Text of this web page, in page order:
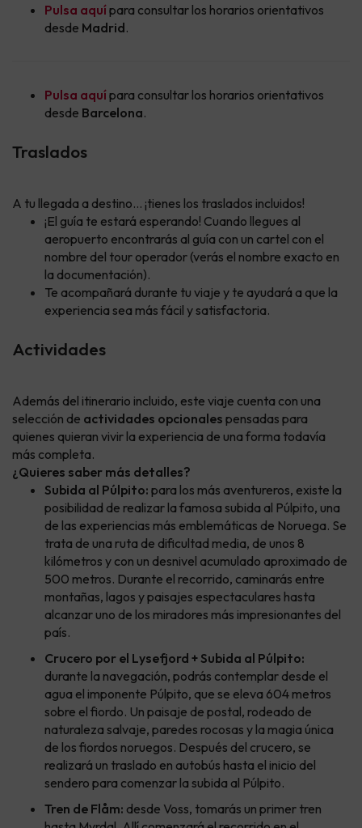
Pulsa aquípara consultar los horarios orientativos
desde Madrid.
Pulsa aquípara consultar los horarios orientativos
desde Barcelona.
Traslados
A tu llegada a destino... ¡tienes los traslados incluidos!
¡El guía te estará esperando! Cuando llegues al
aeropuerto encontrarás al guía con un cartel con el
nombre del tour operador (verás el nombre exacto en
la documentación).
Te acompañará durante tu viaje y te ayudará a que la
experiencia sea más fácil y satisfactoria.
Actividades
Además del itinerario incluido, este viaje cuenta con una
selección de actividades opcionales pensadas para
quienes quieran vivir la experiencia de una forma todavía
más completa.
¿Quieres saber más detalles?
Subida al Púlpito: para los más aventureros, existe la
posibilidad de realizar la famosa subida al Púlpito, una
de las experiencias más emblemáticas de Noruega. Se
trata de una ruta de dificultad media, de unos 8
kilómetros y con un desnivel acumulado aproximado de
500 metros. Durante el recorrido, caminarás entre
montañas, lagos y paisajes espectaculares hasta
alcanzar uno de los miradores más impresionantes del
país.
Crucero por el Lysefjord + Subida al Púlpito:
durante la navegación, podrás contemplar desde el
agua el imponente Púlpito, que se eleva 604 metros
sobre el fiordo. Un paisaje de postal, rodeado de
naturaleza salvaje, paredes rocosas y la magia única
de los fiordos noruegos. Después del crucero, se
realizará un traslado en autobús hasta el inicio del
sendero para comenzar la subida al Púlpito.
Tren de Flåm: desde Voss, tomarás un primer tren